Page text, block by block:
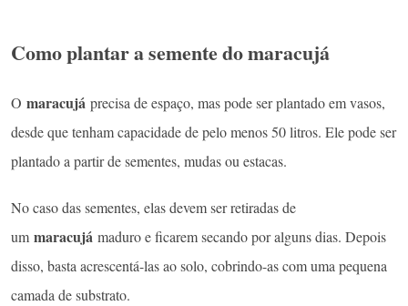
Como plantar a semente do maracujá
O maracujá precisa de espaço, mas pode ser plantado em vasos,
desde que tenham capacidade de pelo menos 50 litros. Ele pode ser
plantado a partir de sementes, mudas ou estacas.
No caso das sementes, elas devem ser retiradas de
um maracujá maduro e ficarem secando por alguns dias. Depois
disso, basta acrescentá-las ao solo, cobrindo-as com uma pequena
camada de substrato.